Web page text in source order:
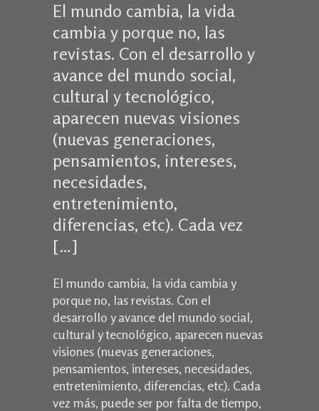
El mundo cambia, la vida
cambia y porque no, las
revistas. Con el desarrollo y
avance del mundo social,
cultural y tecnológico,
aparecen nuevas visiones
(nuevas generaciones,
pensamientos, intereses,
necesidades,
entretenimiento,
diferencias, etc). Cada vez
[…]
El mundo cambia, la vida cambia y
porque no, las revistas. Con el
desarrollo y avance del mundo social,
cultural y tecnológico, aparecen nuevas
visiones (nuevas generaciones,
pensamientos, intereses, necesidades,
entretenimiento, diferencias, etc). Cada
vez más, puede ser por falta de tiempo,